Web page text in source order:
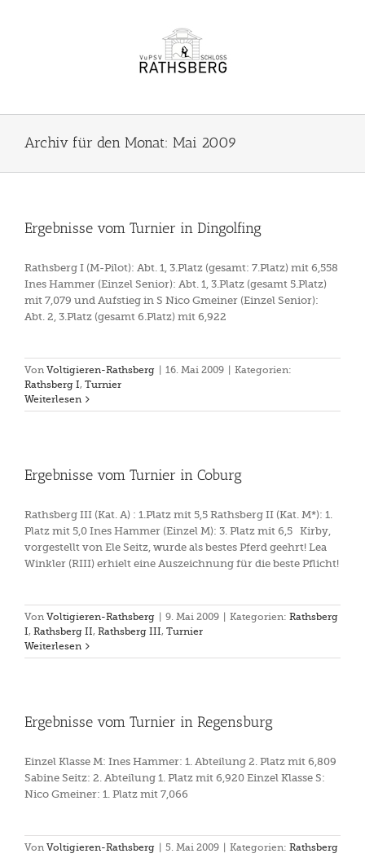
Archiv für den Monat: Mai 2009
Ergebnisse vom Turnier in Dingolfing
Rathsberg I (M-Pilot): Abt. 1, 3.Platz (gesamt: 7.Platz) mit 6,558
Ines Hammer (Einzel Senior): Abt. 1, 3.Platz (gesamt 5.Platz)
mit 7,079 und Aufstieg in S Nico Gmeiner (Einzel Senior):
Abt. 2, 3.Platz (gesamt 6.Platz) mit 6,922
Von Voltigieren-Rathsberg 16. Mai 2009
Kategorien:
Rathsberg I, Turnier
Weiterlesen
Ergebnisse vom Turnier in Coburg
Rathsberg III (Kat. A) : 1.Platz mit 5,5 Rathsberg II (Kat. M*): 1.
Platz mit 5,0 Ines Hammer (Einzel M): 3. Platz mit 6,5 Kirby,
vorgestellt von Ele Seitz, wurde als bestes Pferd geehrt! Lea
Winkler (RIII) erhielt eine Auszeichnung für die beste Pflicht!
Von Voltigieren-Rathsberg 9. Mai 2009 Kategorien: Rathsberg
I, Rathsberg II, Rathsberg III, Turnier
Weiterlesen
Ergebnisse vom Turnier in Regensburg
Einzel Klasse M: Ines Hammer: 1. Abteilung 2. Platz mit 6,809
Sabine Seitz: 2. Abteilung 1. Platz mit 6,920 Einzel Klasse S:
Nico Gmeiner: 1. Platz mit 7,066
Von Voltigieren-Rathsberg 5. Mai 2009 Kategorien: Rathsberg